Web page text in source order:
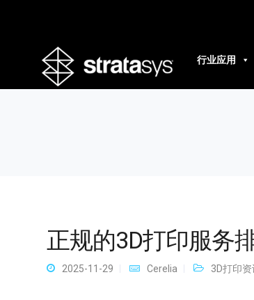
行业应用
正规的3D打印服务
2025-11-29 Cerelia 3D打印资